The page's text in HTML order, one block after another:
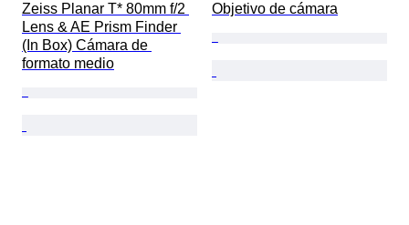
Zeiss Planar T* 80mm f/2
Lens & AE Prism Finder
(In Box) Cámara de
formato medio
Objetivo de cámara